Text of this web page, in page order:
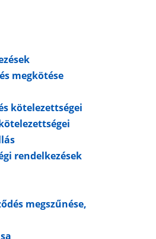
megkötése
kötelezettségei
rendelkezések
megszűnése,